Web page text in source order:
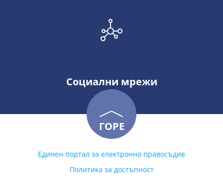
Социални мрежи
ГОРЕ
Единен портал за електронно правосъдие
Политика за достъпност